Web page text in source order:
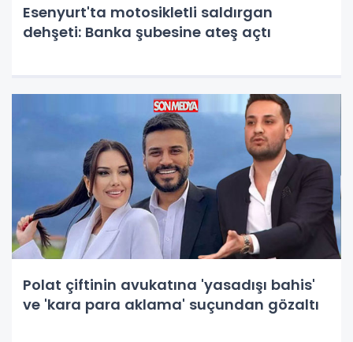
Esenyurt'ta motosikletli saldırgan
dehşeti: Banka şubesine ateş açtı
Polat çiftinin avukatına 'yasadışı bahis'
ve 'kara para aklama' suçundan gözaltı